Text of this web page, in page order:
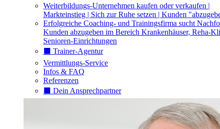
Weiterbildungs-Unternehmen kaufen oder verkaufen |
Markteinstieg | Sich zur Ruhe setzen | Kunden
Erfolgreiche Coaching- und Trainingsfirma sucht
Kunden abzugeben im Bereich Krankenhäuser, Reha-
Senioren-Einrichtungen
⬛️ Trainer-Agentur
Vermittlungs-Service
Infos & FAQ
Referenzen
⬛️ Dein Ansprechpartner